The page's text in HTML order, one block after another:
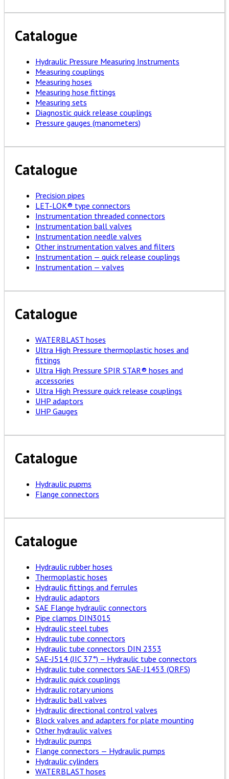
Catalogue
Hydraulic Pressure Measuring Instruments
Measuring couplings
Measuring hoses
Measuring hose fittings
Measuring sets
Diagnostic quick release couplings
Pressure gauges (manometers)
Catalogue
Precision pipes
LET-LOK® type connectors
Instrumentation threaded connectors
Instrumentation ball valves
Instrumentation needle valves
Other instrumentation valves and filters
Instrumentation — quick release couplings
Instrumentation — valves
Catalogue
WATERBLAST hoses
Ultra High Pressure thermoplastic hoses and
fittings
Ultra High Pressure SPIR STAR® hoses and
accessories
Ultra High Pressure quick release couplings
UHP adaptors
UHP Gauges
Catalogue
Hydraulic pupms
Flange connectors
Catalogue
Hydraulic rubber hoses
Thermoplastic hoses
Hydraulic fittings and ferrules
Hydraulic adaptors
SAE Flange hydraulic connectors
Pipe clamps DIN3015
Hydraulic steel tubes
Hydraulic tube connectors
Hydraulic tube connectors DIN 2353
SAE-J514 (JIC 37°) – Hydraulic tube connectors
Hydraulic tube connectors SAE-J1453 (ORFS)
Hydraulic quick couplings
Hydraulic rotary unions
Hydraulic ball valves
Hydraulic directional control valves
Block valves and adapters for plate mounting
Other hydraulic valves
Hydraulic pumps
Flange connectors — Hydraulic pumps
Hydraulic cylinders
WATERBLAST hoses